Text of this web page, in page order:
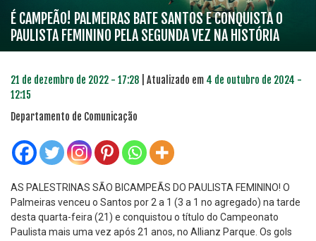
É CAMPEÃO! PALMEIRAS BATE SANTOS E CONQUISTA O
PAULISTA FEMININO PELA SEGUNDA VEZ NA HISTÓRIA
21 de dezembro de 2022 - 17:28 | Atualizado em 4 de outubro de 2024 -
12:15
Departamento de Comunicação
AS PALESTRINAS SÃO BICAMPEÃS DO PAULISTA FEMININO! O
Palmeiras venceu o Santos por 2 a 1 (3 a 1 no agregado) na tarde
desta quarta-feira (21) e conquistou o título do Campeonato
Paulista mais uma vez após 21 anos, no Allianz Parque. Os gols